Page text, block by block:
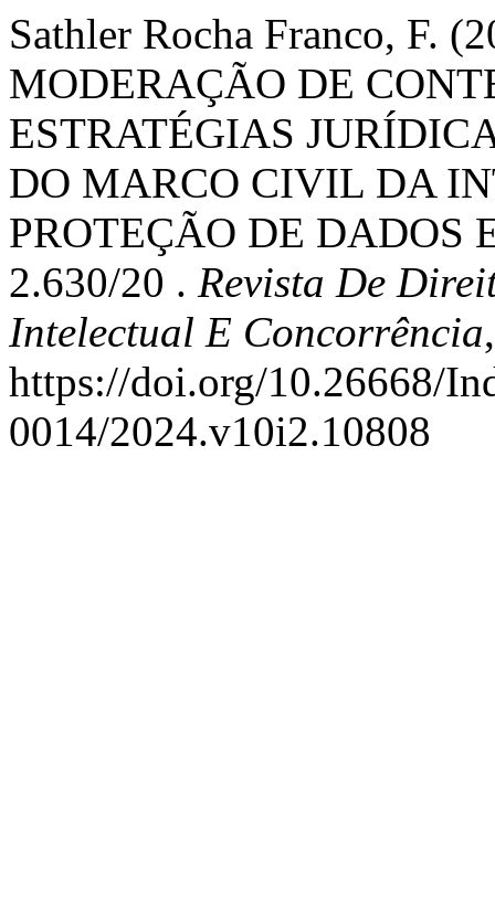
Sathler Rocha Franco, F.
MODERAÇÃO DE
ESTRATÉGIAS
DO MARCO CIVIL DA
PROTEÇÃO DE DADOS
2.630/20 . Revista De
Intelectual E Concorrência
https://doi.org/10.26668/
0014/2024.v10i2.10808